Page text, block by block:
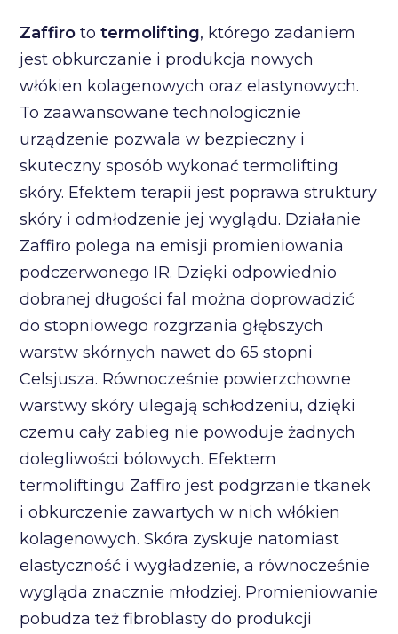
Zaffiro to termolifting, którego zadaniem
jest obkurczanie i produkcja nowych
włókien kolagenowych oraz elastynowych.
To zaawansowane technologicznie
urządzenie pozwala w bezpieczny i
skuteczny sposób wykonać termolifting
skóry. Efektem terapii jest poprawa struktury
skóry i odmłodzenie jej wyglądu. Działanie
Zaffiro polega na emisji promieniowania
podczerwonego IR. Dzięki odpowiednio
dobranej długości fal można doprowadzić
do stopniowego rozgrzania głębszych
warstw skórnych nawet do 65 stopni
Celsjusza. Równocześnie powierzchowne
warstwy skóry ulegają schłodzeniu, dzięki
czemu cały zabieg nie powoduje żadnych
dolegliwości bólowych. Efektem
termoliftingu Zaffiro jest podgrzanie tkanek
i obkurczenie zawartych w nich włókien
kolagenowych. Skóra zyskuje natomiast
elastyczność i wygładzenie, a równocześnie
wygląda znacznie młodziej. Promieniowanie
pobudza też fibroblasty do produkcji